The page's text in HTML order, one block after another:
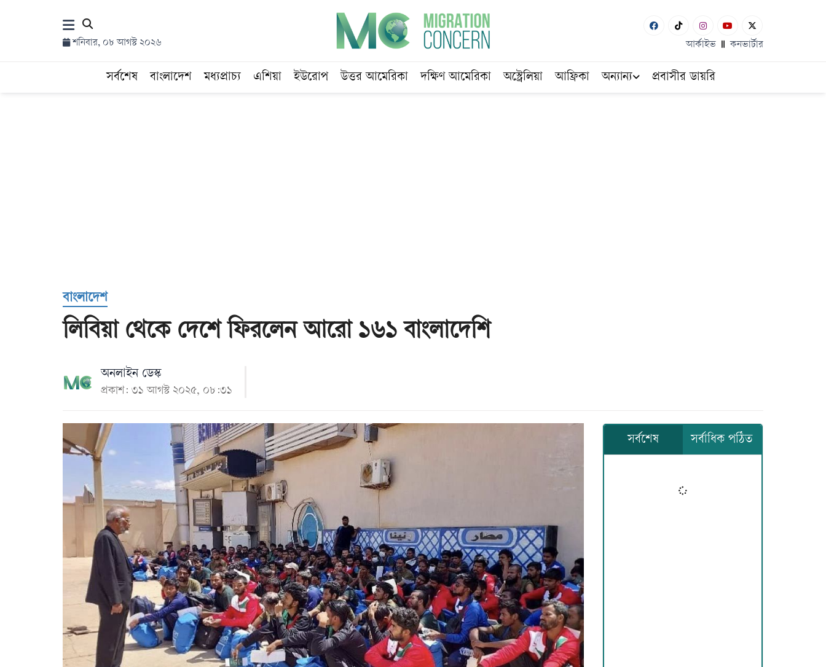
শনিবার, ০৮ আগস্ট ২০২৬ আর্কাইভ কনভার্টার
সর্বশেষ বাংলাদেশ মধ্যপ্রাচ্য এশিয়া ইউরোপ উত্তর আমেরিকা দক্ষিণ আমেরিকা অস্ট্রেলিয়া আফ্রিকা অন্যান্য প্রবাসীর ডায়রি
বাংলাদেশ
লিবিয়া থেকে দেশে ফিরলেন আরো ১৬১ বাংলাদেশি
অনলাইন ডেস্ক
প্রকাশ: ৩১ আগস্ট ২০২৫, ০৮:৩১
সর্বশেষ সর্বাধিক পঠিত